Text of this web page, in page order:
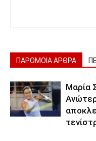
ΠΑΡΟΜΟΙΑ ΑΡΘΡΑ
Μαρία